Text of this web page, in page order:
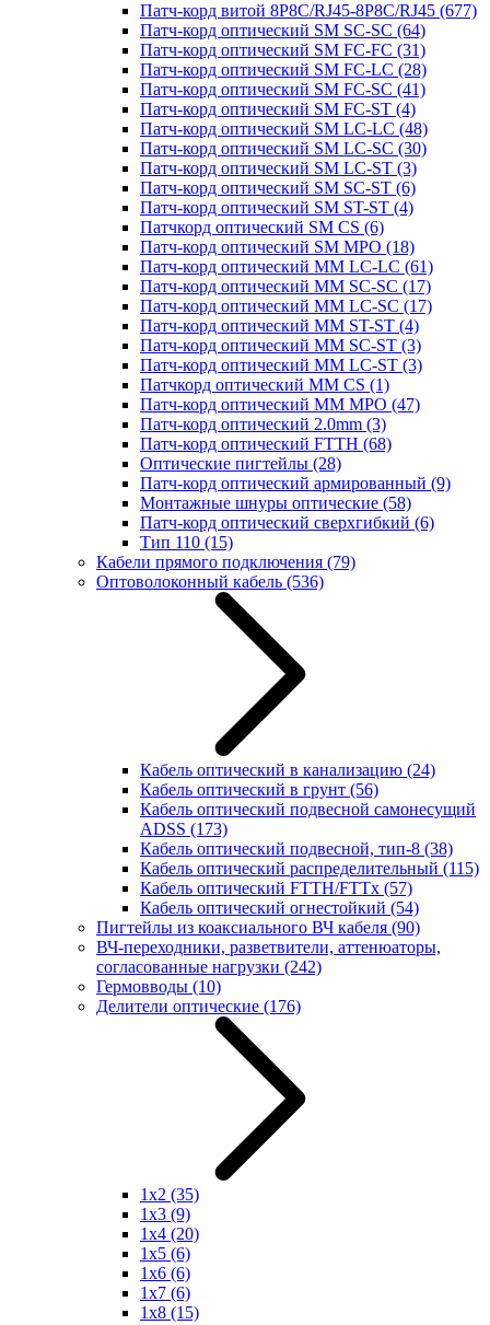
Патч-корд витой 8P8C/RJ45-8P8C/RJ45 (677)
Патч-корд оптический SM SC-SC (64)
Патч-корд оптический SM FC-FC (31)
Патч-корд оптический SM FC-LC (28)
Патч-корд оптический SM FC-SC (41)
Патч-корд оптический SM FC-ST (4)
Патч-корд оптический SM LC-LC (48)
Патч-корд оптический SM LC-SC (30)
Патч-корд оптический SM LC-ST (3)
Патч-корд оптический SM SC-ST (6)
Патч-корд оптический SM ST-ST (4)
Патчкорд оптический SM CS (6)
Патч-корд оптический SM MPO (18)
Патч-корд оптический MM LC-LC (61)
Патч-корд оптический MM SC-SC (17)
Патч-корд оптический MM LC-SC (17)
Патч-корд оптический MM ST-ST (4)
Патч-корд оптический MM SC-ST (3)
Патч-корд оптический MM LC-ST (3)
Патчкорд оптический MM CS (1)
Патч-корд оптический MM MPO (47)
Патч-корд оптический 2.0mm (3)
Патч-корд оптический FTTH (68)
Оптические пигтейлы (28)
Патч-корд оптический армированный (9)
Монтажные шнуры оптические (58)
Патч-корд оптический сверхгибкий (6)
Тип 110 (15)
Кабели прямого подключения (79)
Оптоволоконный кабель (536)
Кабель оптический в канализацию (24)
Кабель оптический в грунт (56)
Кабель оптический подвесной самонесущий
ADSS (173)
Кабель оптический подвесной, тип-8 (38)
Кабель оптический распределительный (115)
Кабель оптический FTTH/FTTx (57)
Кабель оптический огнестойкий (54)
Пигтейлы из коаксиального ВЧ кабеля (90)
ВЧ-переходники, разветвители, аттенюаторы,
согласованные нагрузки (242)
Гермовводы (10)
Делители оптические (176)
1x2 (35)
1x3 (9)
1x4 (20)
1x5 (6)
1x6 (6)
1x7 (6)
1x8 (15)